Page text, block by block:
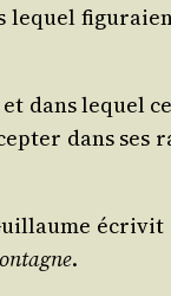
lequel
dans lequel
dans
.